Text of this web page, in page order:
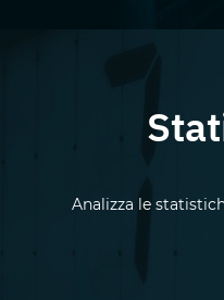
Analizza le